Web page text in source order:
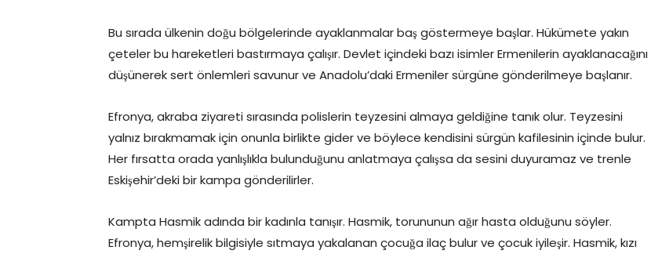
Bu sırada ülkenin doğu bölgelerinde ayaklanmalar baş göstermeye başlar. Hükümete yakın
çeteler bu hareketleri bastırmaya çalışır. Devlet içindeki bazı isimler Ermenilerin ayaklanacağını
düşünerek sert önlemleri savunur ve Anadolu’daki Ermeniler sürgüne gönderilmeye başlanır.
Efronya, akraba ziyareti sırasında polislerin teyzesini almaya geldiğine tanık olur. Teyzesini
yalnız bırakmamak için onunla birlikte gider ve böylece kendisini sürgün kafilesinin içinde bulur.
Her fırsatta orada yanlışlıkla bulunduğunu anlatmaya çalışsa da sesini duyuramaz ve trenle
Eskişehir’deki bir kampa gönderilirler.
Kampta Hasmik adında bir kadınla tanışır. Hasmik, torununun ağır hasta olduğunu söyler.
Efronya, hemşirelik bilgisiyle sıtmaya yakalanan çocuğa ilaç bulur ve çocuk iyileşir. Hasmik, kızı